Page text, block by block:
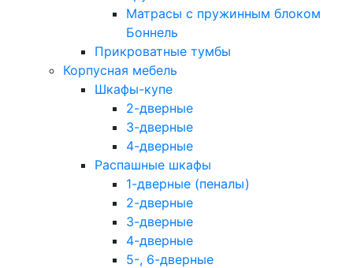
Матрасы с пружинным блоком
Боннель
Прикроватные тумбы
Корпусная мебель
Шкафы-купе
2-дверные
3-дверные
4-дверные
Распашные шкафы
1-дверные (пеналы)
2-дверные
3-дверные
4-дверные
5-, 6-дверные